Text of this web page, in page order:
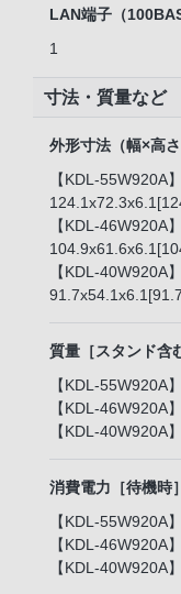
LAN端子（
1
寸法・質量など
外形寸法（幅×高
【KDL-55W920A】
【KDL-46W920A】
【KDL-40W920A】
質量［スタンド含
【KDL-55W920A
【KDL-46W920A
【KDL-40W920A
消費電力［待機時
【KDL-55W920A
【KDL-46W920A
【KDL-40W920A